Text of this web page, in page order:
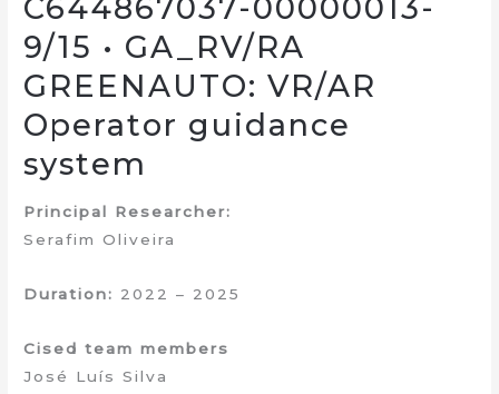
C644867037-00000013-
9/15 • GA_RV/RA
GREENAUTO: VR/AR
Operator guidance
system
Principal Researcher:
Serafim Oliveira
Duration: 2022 – 2025
Cised team members
José Luís Silva